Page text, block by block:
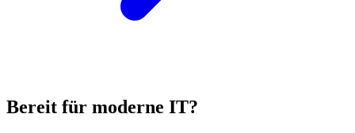
Bereit für moderne IT?